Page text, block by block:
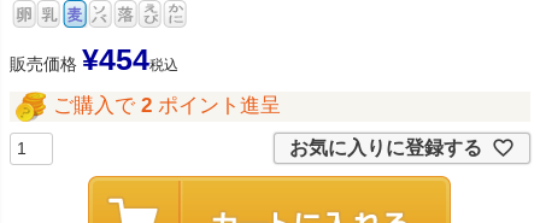
販売価格 ¥454税込
ご購入で 2 ポイント進呈
お気に入りに登録する